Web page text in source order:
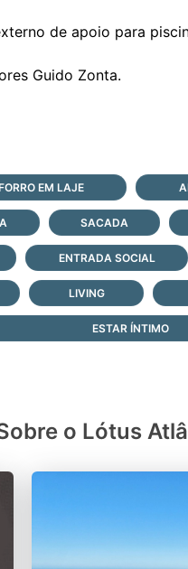
de apoio para
Guido Zonta.
EM LAJE
SACADA
ENTRADA SOCIAL
LIVING
ESTAR ÍNTIMO
o Lótus